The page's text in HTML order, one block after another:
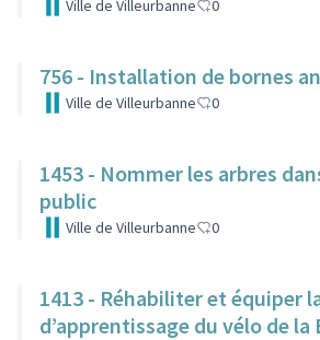
Ville de Villeurbanne 0
756 - Installation de bornes
Ville de Villeurbanne 0
1453 - Nommer les arbres
public
Ville de Villeurbanne 0
1413 - Réhabiliter et équiper
d’apprentissage du vélo de la